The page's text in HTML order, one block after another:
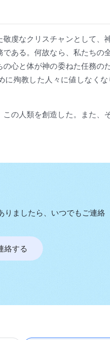
敬虔なクリスチャンとして
ある。何故なら、私たち
の心と体が神の委ねた任務
に殉教した人々に値しなく
の人類を創造した。また
。また、人類の歴史と未来
ら、人間はひれ伏して神を
返って見よう。人類はひど
失ってしまっていた。闇の
に身を任せた。このような
神の声を聞くことにも相応
教えを忘れてしまったから
って堕落し、さらに邪悪な
し、悪を避けたので、神の
を建て、あらゆる種類の生
てみよう。ノアのように神
はこうした人類に対して
し求める。神は神の言葉を
りましたら、いつでもご連絡
絡する